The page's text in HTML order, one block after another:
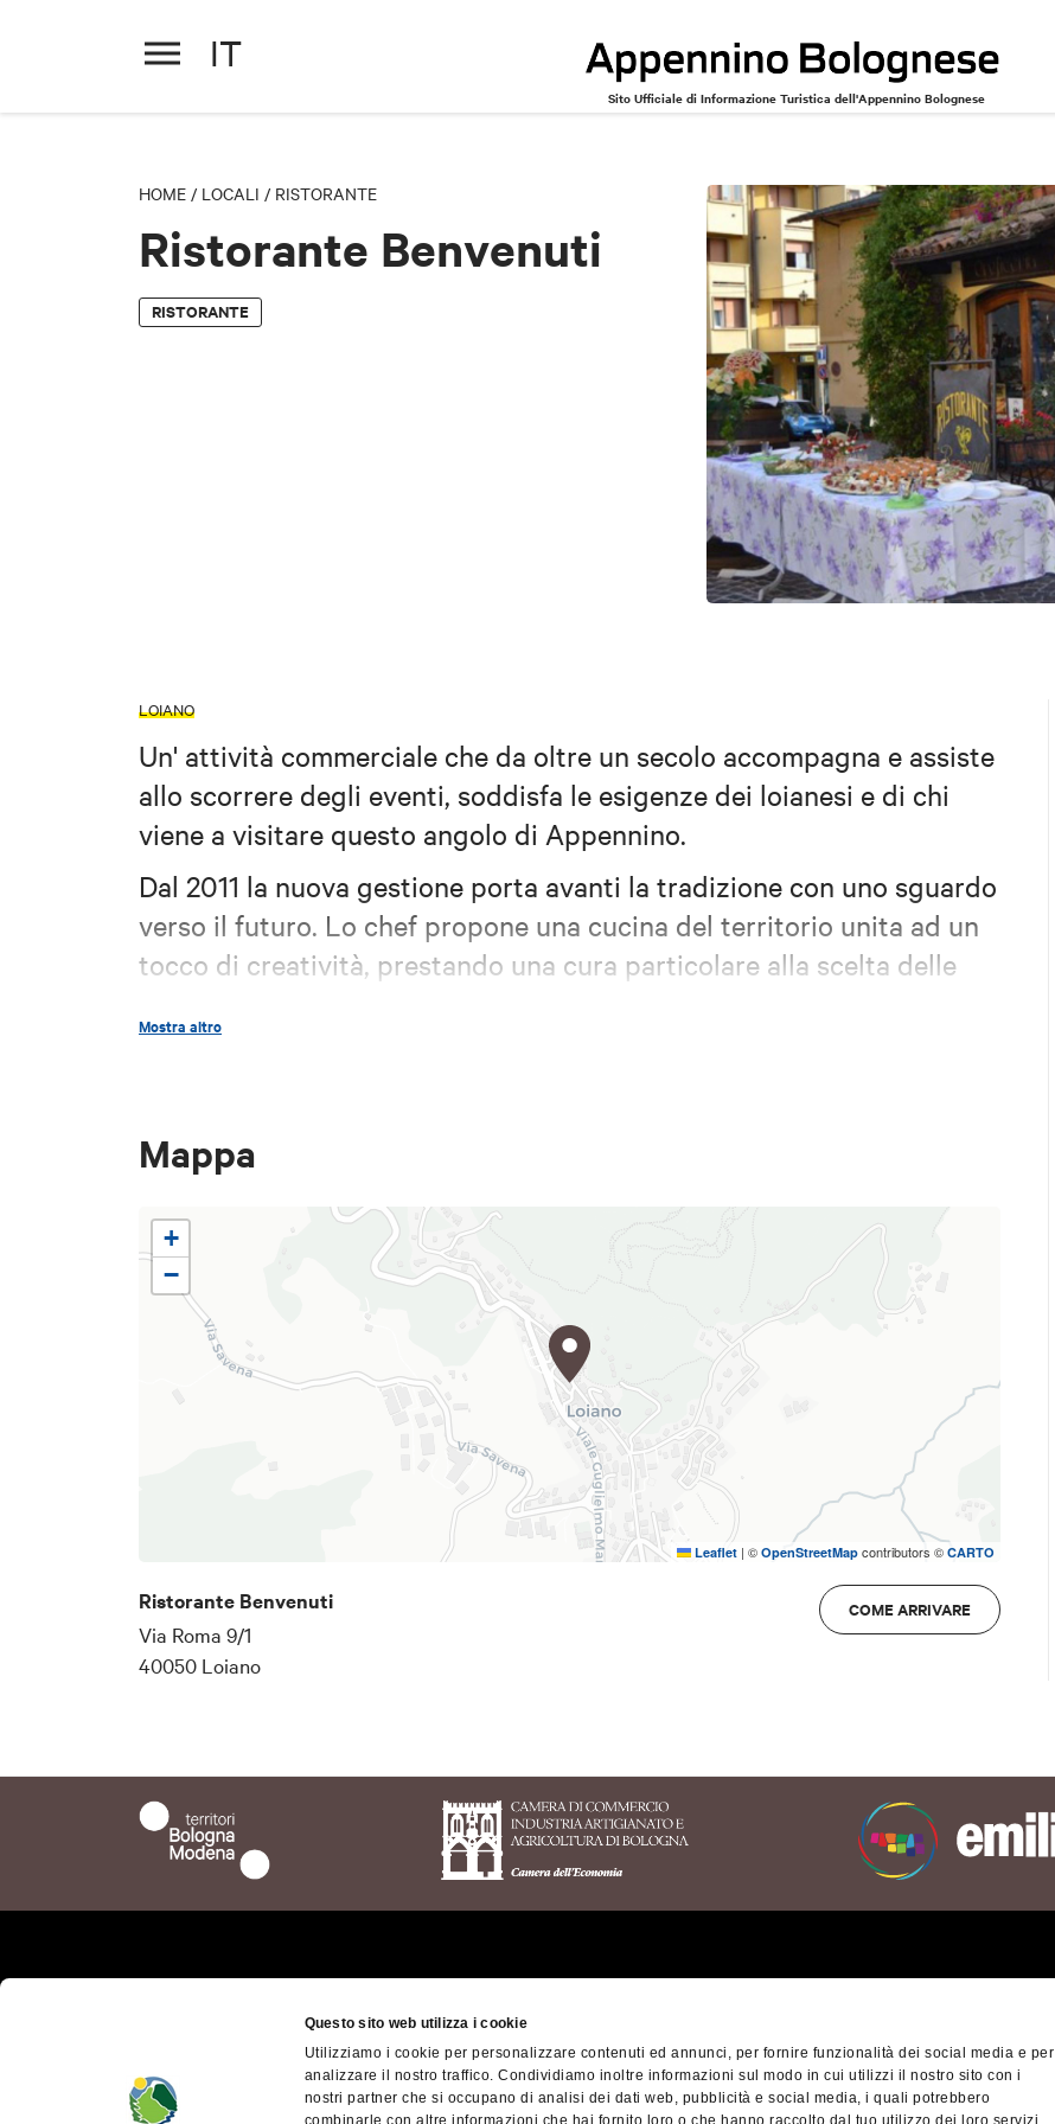
Questo sito web utilizza i cookie
Utilizziamo i cookie per personalizzare contenuti ed annunci, per fornire funzionalità dei social media e per
analizzare il nostro traffico. Condividiamo inoltre informazioni sul modo in cui utilizzi il nostro sito con i
nostri partner che si occupano di analisi dei dati web, pubblicità e social media, i quali potrebbero
combinarle con altre informazioni che hai fornito loro o che hanno raccolto dal tuo utilizzo dei loro servizi.
IT
Sito Ufficiale di Informazione Turistica dell'Appennino Bolognese
HOME / LOCALI / RISTORANTE
Ristorante Benvenuti
RISTORANTE
LOIANO
Un' attività commerciale che da oltre un secolo accompagna e assiste
allo scorrere degli eventi, soddisfa le esigenze dei loianesi e di chi
viene a visitare questo angolo di Appennino.
Dal 2011 la nuova gestione porta avanti la tradizione con uno sguardo
verso il futuro. Lo chef propone una cucina del territorio unita ad un
tocco di creatività, prestando una cura particolare alla scelta delle
Mostra altro
Mappa
+
−
Leaflet | © OpenStreetMapcontributors © CARTO
Ristorante Benvenuti
Via Roma 9/1
40050 Loiano
COME ARRIVARE
Contatti
bolognese
Territorio Turistico Bologna-
Modena
Privacy policy